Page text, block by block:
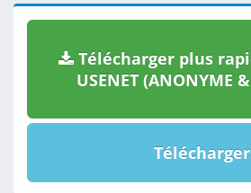
Télécharger plus
USENET (ANONYME
Télécharger